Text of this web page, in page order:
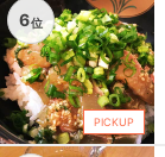
6位
PICKUP